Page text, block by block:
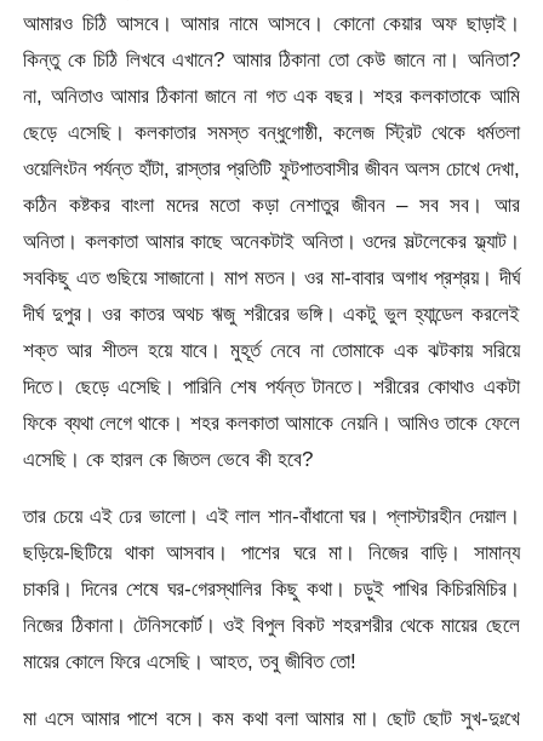
আমারও চিঠি আসবে। আমার নামে আসবে। কোনো কেয়ার অফ ছাড়াই।
কিন্তু কে চিঠি লিখবে এখানে? আমার ঠিকানা তো কেউ জানে না। অনিতা?
না, অনিতাও আমার ঠিকানা জানে না গত এক বছর। শহর কলকাতাকে আমি
ছেড়ে এসেছি। কলকাতার সমস্ত বন্ধুগোষ্ঠী, কলেজ স্ট্রিট থেকে ধর্মতলা
ওয়েলিংটন পর্যন্ত হাঁটা, রাস্তার প্রতিটি ফুটপাতবাসীর জীবন অলস চোখে দেখা,
কঠিন কষ্টকর বাংলা মদের মতো কড়া নেশাতুর জীবন – সব সব। আর
অনিতা। কলকাতা আমার কাছে অনেকটাই অনিতা। ওদের সল্টলেকের ফ্ল্যাট।
সবকিছু এত গুছিয়ে সাজানো। মাপ মতন। ওর মা-বাবার অগাধ প্রশ্রয়। দীর্ঘ
দীর্ঘ দুপুর। ওর কাতর অথচ ঋজু শরীরের ভঙ্গি। একটু ভুল হ্যান্ডেল করলেই
শক্ত আর শীতল হয়ে যাবে। মুহূর্ত নেবে না তোমাকে এক ঝটকায় সরিয়ে
দিতে। ছেড়ে এসেছি। পারিনি শেষ পর্যন্ত টানতে। শরীরের কোথাও একটা
ফিকে ব্যথা লেগে থাকে। শহর কলকাতা আমাকে নেয়নি। আমিও তাকে ফেলে
এসেছি। কে হারল কে জিতল ভেবে কী হবে?
তার চেয়ে এই ঢের ভালো। এই লাল শান-বাঁধানো ঘর। প্লাস্টারহীন দেয়াল।
ছড়িয়ে-ছিটিয়ে থাকা আসবাব। পাশের ঘরে মা। নিজের বাড়ি। সামান্য
চাকরি। দিনের শেষে ঘর-গেরস্থালির কিছু কথা। চড়ুই পাখির কিচিরমিচির।
নিজের ঠিকানা। টেনিসকোর্ট। ওই বিপুল বিকট শহরশরীর থেকে মায়ের ছেলে
মায়ের কোলে ফিরে এসেছি। আহত, তবু জীবিত তো!
মা এসে আমার পাশে বসে। কম কথা বলা আমার মা। ছোট ছোট সুখ-দুঃখে